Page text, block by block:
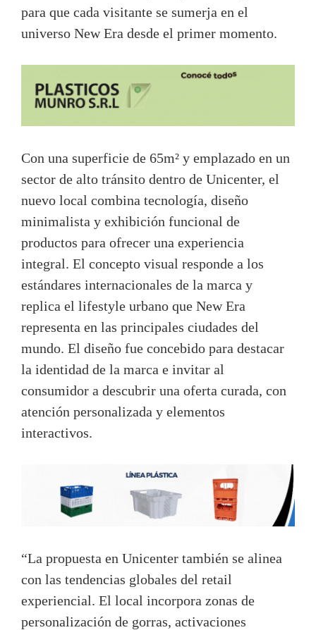
para que cada visitante se sumerja en el
universo New Era desde el primer momento.
Con una superficie de 65m² y emplazado en un
sector de alto tránsito dentro de Unicenter, el
nuevo local combina tecnología, diseño
minimalista y exhibición funcional de
productos para ofrecer una experiencia
integral. El concepto visual responde a los
estándares internacionales de la marca y
replica el lifestyle urbano que New Era
representa en las principales ciudades del
mundo. El diseño fue concebido para destacar
la identidad de la marca e invitar al
consumidor a descubrir una oferta curada, con
atención personalizada y elementos
interactivos.
“La propuesta en Unicenter también se alinea
con las tendencias globales del retail
experiencial. El local incorpora zonas de
personalización de gorras, activaciones